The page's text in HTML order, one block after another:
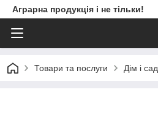
Аграрна продукція і не тільки!
Товари та послуги Дім і сад